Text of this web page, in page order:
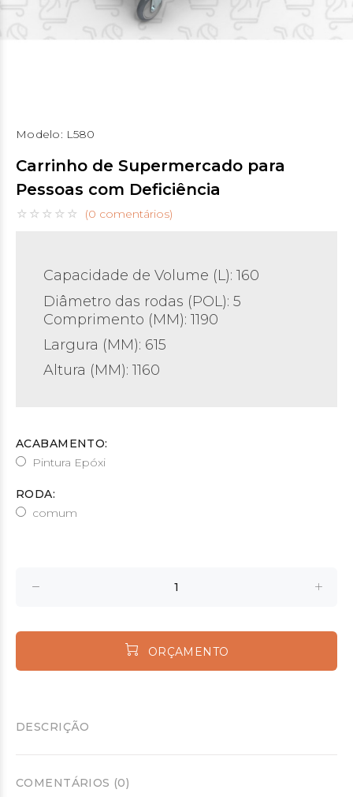
Modelo: L580
Carrinho de Supermercado para
Pessoas com Deficiência
(0 comentários)
Capacidade de Volume (L): 160
Diâmetro das rodas (POL): 5
Comprimento (MM): 1190
Largura (MM): 615
Altura (MM): 1160
ACABAMENTO:
Pintura Epóxi
RODA:
comum
ORÇAMENTO
DESCRIÇÃO
COMENTÁRIOS (0)